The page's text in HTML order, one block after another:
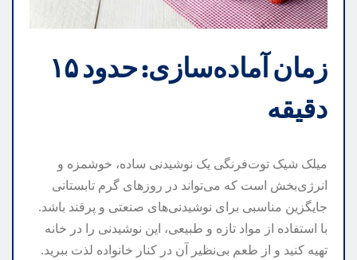
زمان آماده‌سازی: حدود ۱۵
دقیقه
میلک شیک توت‌فرنگی یک نوشیدنی ساده، خوشمزه و
انرژی‌بخش است که می‌تواند در روزهای گرم تابستانی
جایگزین مناسبی برای نوشیدنی‌های صنعتی و پرقند باشد.
با استفاده از مواد تازه و طبیعی، این نوشیدنی را در خانه
تهیه کنید و از طعم بی‌نظیر آن در کنار خانواده لذت ببرید.